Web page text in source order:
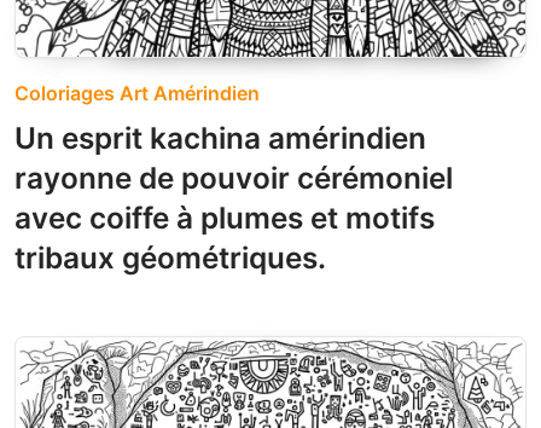
Coloriages Art Amérindien
Un esprit kachina amérindien
rayonne de pouvoir cérémoniel
avec coiffe à plumes et motifs
tribaux géométriques.